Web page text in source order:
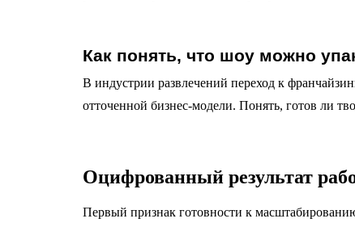
Как понять, что шоу можно
В индустрии развлечений переход к
отточенной бизнес-модели. Понять, готов ли
Оцифрованный результат
Первый признак готовности к